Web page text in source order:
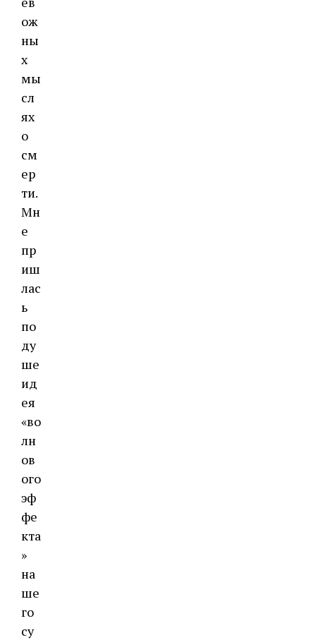
ож
ны
х
мы
сл
ях
о
см
ер
ти.
Мн
е
пр
иш
лас
ь
по
ду
ше
ид
ея
«во
лн
ов
ого
эф
фе
кта
»
на
ше
го
су